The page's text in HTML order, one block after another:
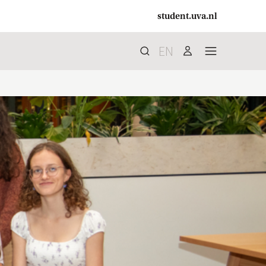
student.uva.nl
Zoeksearch
EN user menu